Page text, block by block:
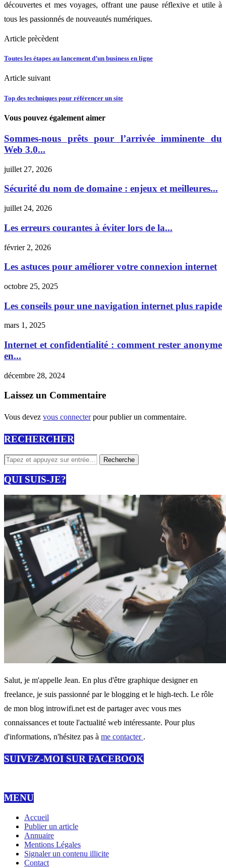
découvertes et mes voyages, offrant une pause réflexive et utile à
tous les passionnés de nouveautés numériques.
Article prècèdent
Toutes les étapes au lancement d’un business en ligne
Article suivant
Top des techniques pour référencer un site
Vous pouvez également aimer
Sommes-nous prêts pour l’arrivée imminente du
Web 3.0...
juillet 27, 2026
Sécurité du nom de domaine : enjeux et meilleures...
juillet 24, 2026
Les erreurs courantes à éviter lors de la...
février 2, 2026
Les astuces pour améliorer votre connexion internet
octobre 25, 2025
Les conseils pour une navigation internet plus rapide
mars 1, 2025
Internet et confidentialité : comment rester anonyme
en...
décembre 28, 2024
Laissez un Commentaire
Vous devez vous connecterpour publier un commentaire.
RECHERCHER
QUI SUIS-JE?
Salut, je m'appelle Jean. En plus d'être graphique designer en
freelance, je suis passionné par le blogging et le high-tech. Le rôle
de mon blog introwifi.net est de partager avec vous mes
connaissances et toute l'actualité web intéressante. Pour plus
d'informations, n'hésitez pas à me contacter .
SUIVEZ-MOI SUR FACEBOOK
MENU
Accueil
Publier un article
Annuaire
Mentions Légales
Signaler un contenu illicite
Contact